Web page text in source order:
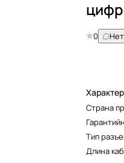
0
Страна
Тип
Длина